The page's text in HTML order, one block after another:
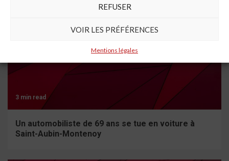
REFUSER
VOIR LES PRÉFÉRENCES
Mentions légales
3 min read
Un automobiliste de 69 ans se tue en voiture à
Saint-Aubin-Montenoy